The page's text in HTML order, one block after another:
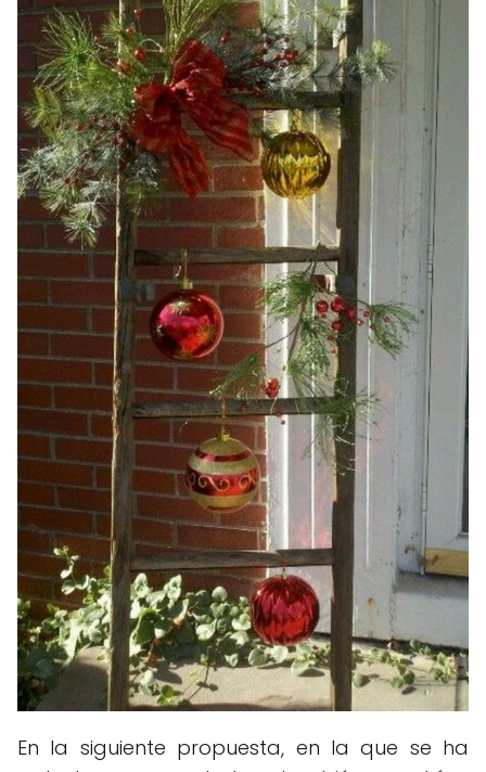
En la siguiente propuesta, en la que se ha